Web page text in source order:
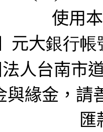
使用
元大銀行帳
人台南市
與緣金，請
匯